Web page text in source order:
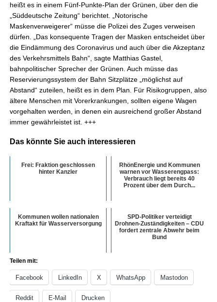
heißt es in einem Fünf-Punkte-Plan der Grünen, über den die
„Süddeutsche Zeitung“ berichtet. „Notorische
Maskenverweigerer“ müsse die Polizei des Zuges verweisen
dürfen. „Das konsequente Tragen der Masken entscheidet über
die Eindämmung des Coronavirus und auch über die Akzeptanz
des Verkehrsmittels Bahn“, sagte Matthias Gastel,
bahnpolitischer Sprecher der Grünen. Auch müsse das
Reservierungssystem der Bahn Sitzplätze „möglichst auf
Abstand“ zuteilen, heißt es in dem Plan. Für Risikogruppen, also
ältere Menschen mit Vorerkrankungen, sollten eigene Wagen
vorgehalten werden, in denen ein ausreichend großer Abstand
immer gewährleistet ist. +++
Das könnte Sie auch interessieren
Frei: Fraktion geschlossen
hinter Kanzler
RhönEnergie und Kommunen
warnen vor Wasserengpass:
Verbrauch liegt bereits 40
Prozent über dem Durch...
Kommunen wollen nationalen
Kraftakt für Wasserversorgung
SPD-Politiker verteidigt
Drohnen-Zuständigkeiten – CDU
fordert zentrale Abwehr beim
Bund
Teilen mit:
Facebook LinkedIn X WhatsApp Mastodon
Reddit E-Mail Drucken